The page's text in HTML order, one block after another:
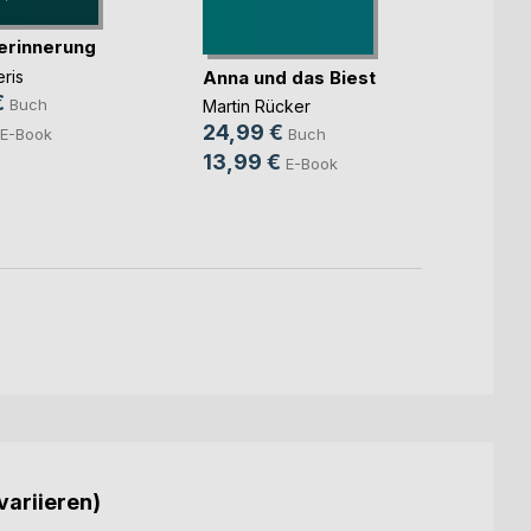
Buch
E-Book
Anna und das Biest
Martin Rücker
24,99 € Buch
13,99 € E-Book